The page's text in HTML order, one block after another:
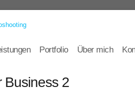
Portfolio Über mich
Business 2